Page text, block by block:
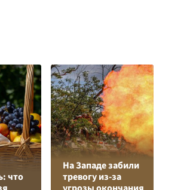
что
На Западе забили
тревогу из-за